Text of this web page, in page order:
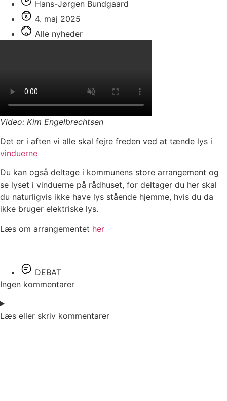
Hans-Jørgen Bundgaard
4. maj 2025
Alle nyheder
Video: Kim Engelbrechtsen
Det er i aften vi alle skal fejre freden ved at tænde lys i
vinduerne
Du kan også deltage i kommunens store arrangement og
se lyset i vinduerne på rådhuset, for deltager du her skal
du naturligvis ikke have lys stående hjemme, hvis du da
ikke bruger elektriske lys.
Læs om arrangementet her
DEBAT
Ingen kommentarer
Læs eller skriv kommentarer